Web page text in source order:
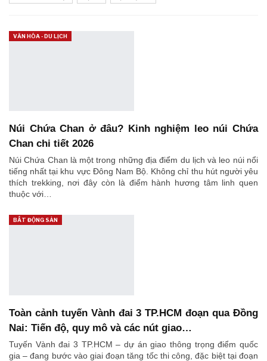
VĂN HÓA - DU LỊCH
Núi Chứa Chan ở đâu? Kinh nghiệm leo núi Chứa
Chan chi tiết 2026
Núi Chứa Chan là một trong những địa điểm du lịch và leo núi nổi
tiếng nhất tại khu vực Đông Nam Bộ. Không chỉ thu hút người yêu
thích trekking, nơi đây còn là điểm hành hương tâm linh quen
thuộc với…
BẤT ĐỘNG SẢN
Toàn cảnh tuyến Vành đai 3 TP.HCM đoạn qua Đồng
Nai: Tiến độ, quy mô và các nút giao…
Tuyến Vành đai 3 TP.HCM – dự án giao thông trọng điểm quốc
gia – đang bước vào giai đoạn tăng tốc thi công, đặc biệt tại đoạn